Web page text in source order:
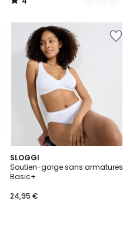
/
SLOGGI
Soutien-gorge sans armatures
Basic+
24,95 €
3,8
/ 5
3
Couleurs